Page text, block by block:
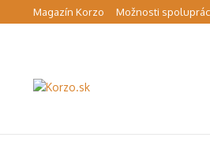
Preskočiť na obsah
Magazín Korzo Možnosti